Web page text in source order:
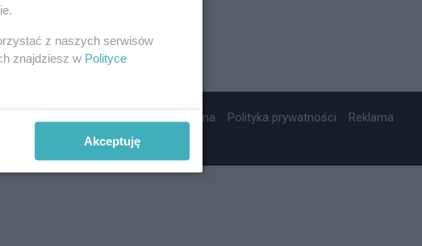
Nota prawna Polityka prywatności Reklama
z naszych serwisów
znajdziesz w Polityce
Akceptuję